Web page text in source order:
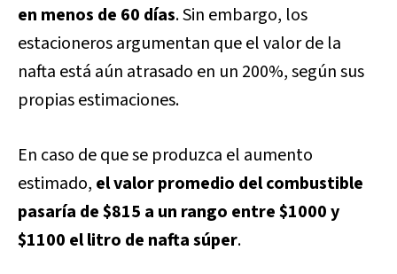
en menos de 60 días. Sin embargo, los
estacioneros argumentan que el valor de la
nafta está aún atrasado en un 200%, según sus
propias estimaciones.
En caso de que se produzca el aumento
estimado, el valor promedio del combustible
pasaría de $815 a un rango entre $1000 y
$1100 el litro de nafta súper.